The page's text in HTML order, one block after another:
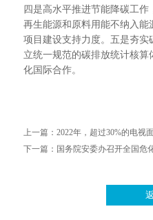
四是高水平推进节能降碳工作
再生能源和原料用能不纳入
项目建设支持力度。五是夯
立统一规范的碳排放统计核
化国际合作。
上一篇： 2022年，超过30%的电视
下一篇： 国务院安委办召开全国危